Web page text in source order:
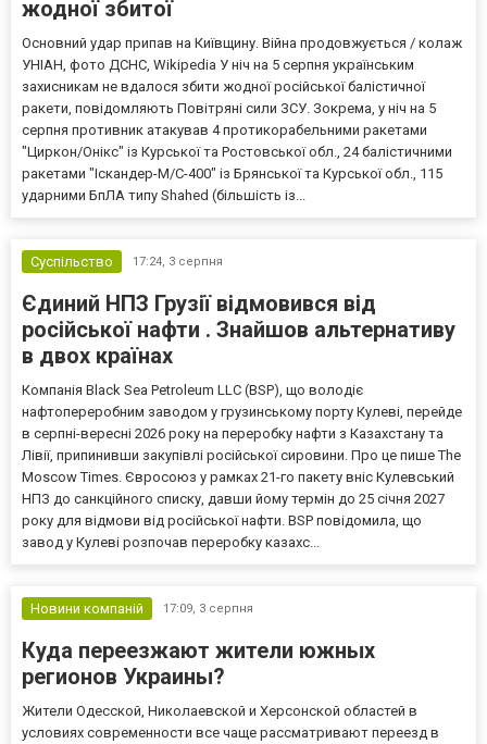
жодної збитої
Основний удар припав на Київщину. Війна продовжується / колаж
УНІАН, фото ДСНС, Wikipedia У ніч на 5 серпня українським
захисникам не вдалося збити жодної російської балістичної
ракети, повідомляють Повітряні сили ЗСУ. Зокрема, у ніч на 5
серпня противник атакував 4 протикорабельними ракетами
"Циркон/Онікс" із Курської та Ростовської обл., 24 балістичними
ракетами "Іскандер-М/С-400" із Брянської та Курської обл., 115
ударними БпЛА типу Shahed (більшість із...
Суспільство 17:24, 3 серпня
Єдиний НПЗ Грузії відмовився від
російської нафти . Знайшов альтернативу
в двох країнах
Компанія Black Sea Petroleum LLC (BSP), що володіє
нафтопереробним заводом у грузинському порту Кулеві, перейде
в серпні-вересні 2026 року на переробку нафти з Казахстану та
Лівії, припинивши закупівлі російської сировини. Про це пише The
Moscow Times. Євросоюз у рамках 21-го пакету вніс Кулевський
НПЗ до санкційного списку, давши йому термін до 25 січня 2027
року для відмови від російської нафти. BSP повідомила, що
завод у Кулеві розпочав переробку казахс...
Новини компаній 17:09, 3 серпня
Куда переезжают жители южных
регионов Украины?
Жители Одесской, Николаевской и Херсонской областей в
условиях современности все чаще рассматривают переезд в